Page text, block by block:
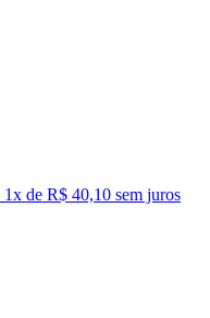
1x de R$ 40,10 sem juros